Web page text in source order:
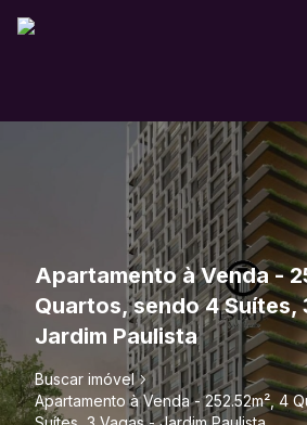
Apartamento à Venda -
Quartos, sendo 4 Suítes,
Jardim Paulista
Buscar imóvel
Apartamento à Venda - 252.52m², 4